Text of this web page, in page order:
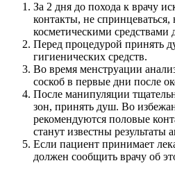
За 2 дня до похода к врачу
контакты, не спринцеваться,
косметическими
Перед процедурой принять
гигиенических средств.
Во время менструации
соскоб в первые дни после
После манипуляции
зон, принять душ. Во
рекомендуются половые
станут известны результаты
Если пациент принимает
должен сообщить врачу об